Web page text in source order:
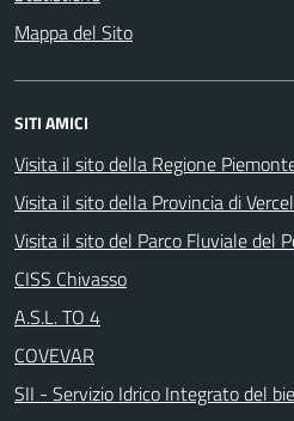
Mappa del Sito
SITI AMICI
Visita il sito della Regione
Visita il sito della Provincia di
Visita il sito del Parco Fluviale del
CISS Chivasso
A.S.L. TO 4
COVEVAR
SII - Servizio Idrico Integrato del